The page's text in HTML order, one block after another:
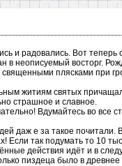
и радовались. Вот теперь
в неописуемый восторг.
плясками при
житиям святых
страшное и славное.
Вдумайтесь во все
даж е за такое почитали.
Если так подумать то 10
действия идёт и в
пиздеца было в древнее